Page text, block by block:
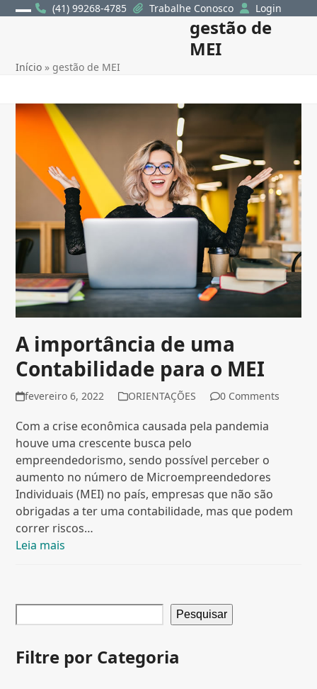
Skip
(41) 99268-4785 Trabalhe Conosco Login
menu
menu
gestão de
MEI
Início » gestão de MEI
A importância de uma
Contabilidade para o MEI
fevereiro 6, 2022 ORIENTAÇÕES 0 Comments
Com a crise econômica causada pela pandemia
houve uma crescente busca pelo
empreendedorismo, sendo possível perceber o
aumento no número de Microempreendedores
Individuais (MEI) no país, empresas que não são
obrigadas a ter uma contabilidade, mas que podem
correr riscos…
Leia mais
Pesquisar
Filtre por Categoria